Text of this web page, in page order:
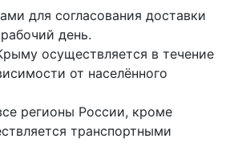
для согласования доставки
день.
осуществляется в течение
от населённого
регионы России, кроме
транспортными